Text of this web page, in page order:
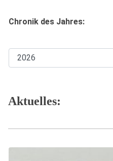
Chronik des Jahres:
Aktuelles: